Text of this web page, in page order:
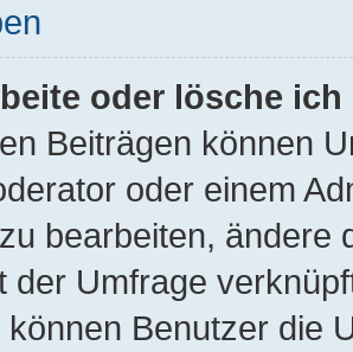
oder lösche
Beiträgen können
oder einem
bearbeiten, ändere
der Umfrage
können Benutzer die